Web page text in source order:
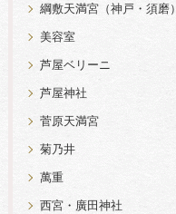
綱敷天満宮（神戸・須磨）
美容室
芦屋ベリーニ
芦屋神社
菅原天満宮
菊乃井
萬重
西宮・廣田神社